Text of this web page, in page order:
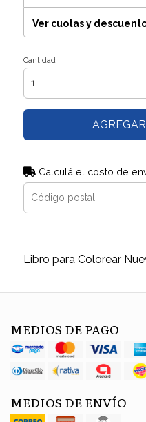
Ver cuotas y
Cantidad
Calculá el costo de
Libro para Colorear
MEDIOS DE PAGO
MEDIOS DE ENVÍO